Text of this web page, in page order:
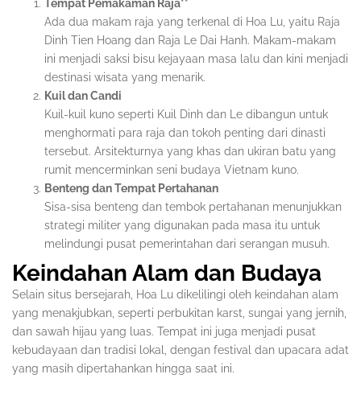
Tempat Pemakaman Raja**
Ada dua makam raja yang terkenal di Hoa Lu, yaitu Raja
Dinh Tien Hoang dan Raja Le Dai Hanh. Makam-makam
ini menjadi saksi bisu kejayaan masa lalu dan kini menjadi
destinasi wisata yang menarik.
Kuil dan Candi
Kuil-kuil kuno seperti Kuil Dinh dan Le dibangun untuk
menghormati para raja dan tokoh penting dari dinasti
tersebut. Arsitekturnya yang khas dan ukiran batu yang
rumit mencerminkan seni budaya Vietnam kuno.
Benteng dan Tempat Pertahanan
Sisa-sisa benteng dan tembok pertahanan menunjukkan
strategi militer yang digunakan pada masa itu untuk
melindungi pusat pemerintahan dari serangan musuh.
Keindahan Alam dan Budaya
Selain situs bersejarah, Hoa Lu dikelilingi oleh keindahan alam
yang menakjubkan, seperti perbukitan karst, sungai yang jernih,
dan sawah hijau yang luas. Tempat ini juga menjadi pusat
kebudayaan dan tradisi lokal, dengan festival dan upacara adat
yang masih dipertahankan hingga saat ini.